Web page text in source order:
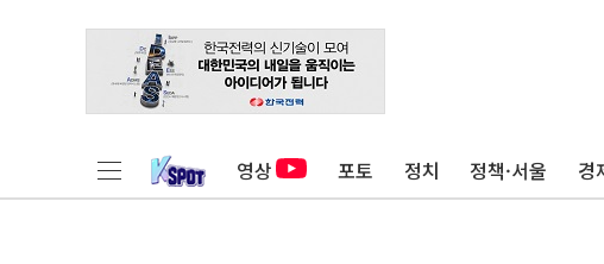
영상 포토 정치 정책·서울 경